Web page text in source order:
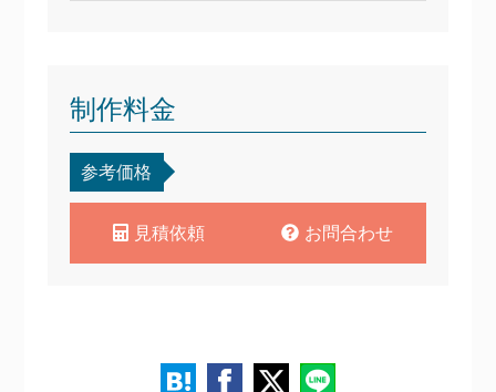
制作料金
参考価格
見積依頼 お問合わせ